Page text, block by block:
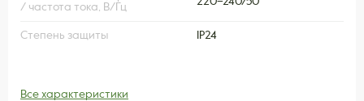
/ частота тока, В/Гц
Степень защиты IP24
Все характеристики